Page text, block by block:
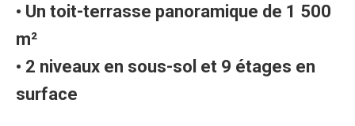
• Un toit-terrasse panoramique de 1 500
m²
• 2 niveaux en sous-sol et 9 étages en
surface